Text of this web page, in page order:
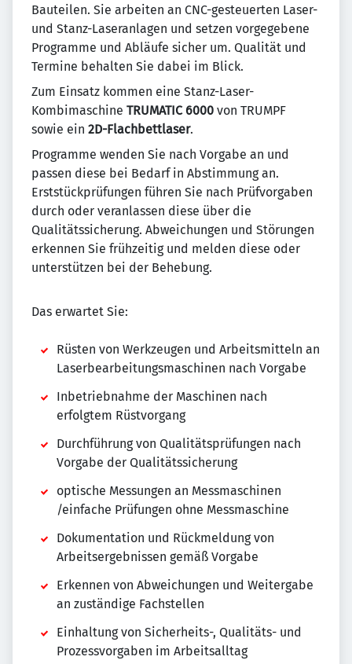
Bauteilen. Sie arbeiten an CNC-gesteuerten Laser-
und Stanz-Laseranlagen und setzen vorgegebene
Programme und Abläufe sicher um. Qualität und
Termine behalten Sie dabei im Blick.
Zum Einsatz kommen eine Stanz-Laser-
Kombimaschine TRUMATIC 6000 von TRUMPF
sowie ein 2D-Flachbettlaser.
Programme wenden Sie nach Vorgabe an und
passen diese bei Bedarf in Abstimmung an.
Erststückprüfungen führen Sie nach Prüfvorgaben
durch oder veranlassen diese über die
Qualitätssicherung. Abweichungen und Störungen
erkennen Sie frühzeitig und melden diese oder
unterstützen bei der Behebung.
Das erwartet Sie:
Rüsten von Werkzeugen und Arbeitsmitteln an
Laserbearbeitungsmaschinen nach Vorgabe
Inbetriebnahme der Maschinen nach
erfolgtem Rüstvorgang
Durchführung von Qualitätsprüfungen nach
Vorgabe der Qualitätssicherung
optische Messungen an Messmaschinen
/einfache Prüfungen ohne Messmaschine
Dokumentation und Rückmeldung von
Arbeitsergebnissen gemäß Vorgabe
Erkennen von Abweichungen und Weitergabe
an zuständige Fachstellen
Einhaltung von Sicherheits-, Qualitäts- und
Prozessvorgaben im Arbeitsalltag